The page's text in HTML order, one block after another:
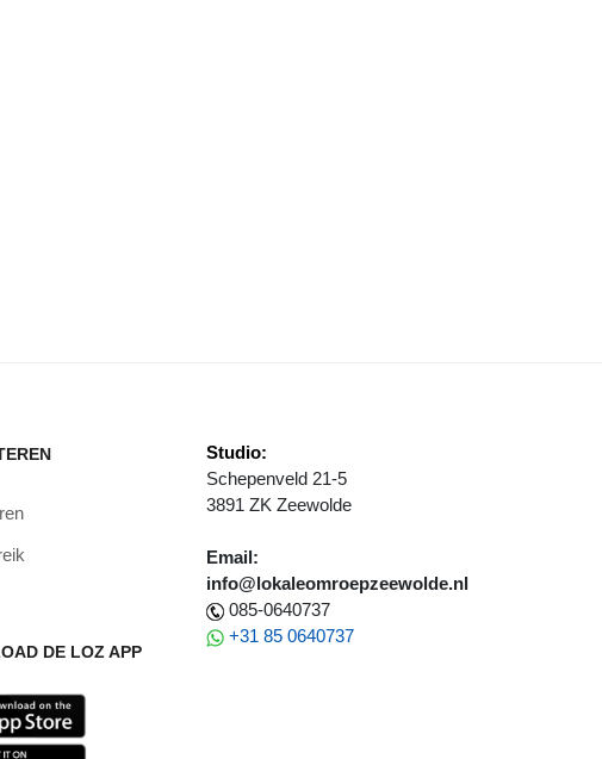
BIED MEE OP PIETENONTOURVEILING.NL EN STEUN HET GOEDE DOEL
DE LOZ APP
Studio:
Schepenveld 21-5
3891 ZK Zeewolde
Email:
info@lokaleomroepzeewolde.nl
085-0640737
+31 85 0640737